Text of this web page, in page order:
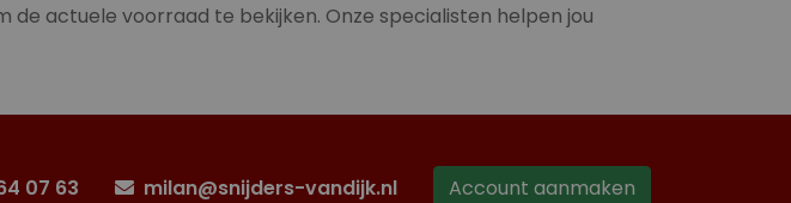
de actuele voorraad te bekijken. Onze specialisten helpen jou
07 63 milan@snijders-vandijk.nl Account aanmaken